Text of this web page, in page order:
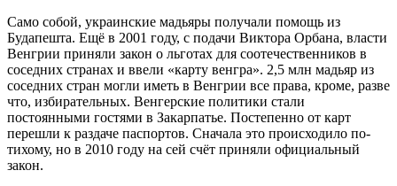
Само собой, украинские мадьяры получали помощь из
Будапешта. Ещё в 2001 году, с подачи Виктора Орбана, власти
Венгрии приняли закон о льготах для соотечественников в
соседних странах и ввели «карту венгра». 2,5 млн мадьяр из
соседних стран могли иметь в Венгрии все права, кроме, разве
что, избирательных. Венгерские политики стали
постоянными гостями в Закарпатье. Постепенно от карт
перешли к раздаче паспортов. Сначала это происходило по-
тихому, но в 2010 году на сей счёт приняли официальный
закон.